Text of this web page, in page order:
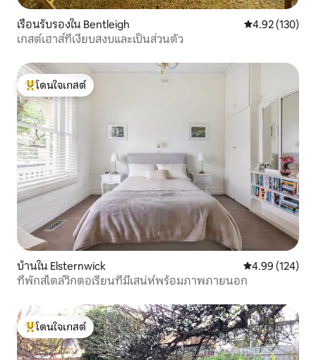
เรือนรับรองใน Bentleigh คะแนนเฉลี่ย
4.92 (130)
เกสต์เฮาส์ที่เงียบสงบและเป็นส่วนตัว
โดนใจเกสต์ที่สุด
โดนใจเกสต์
บ้านใน Elsternwick คะแนนเฉลี่ย
4.99 (124)
ที่พักสไตล์วิกตอเรียนที่มีเสน่ห์พร้อมภาพภายนอก
โดนใจเกสต์ที่สุด
โดนใจเกสต์